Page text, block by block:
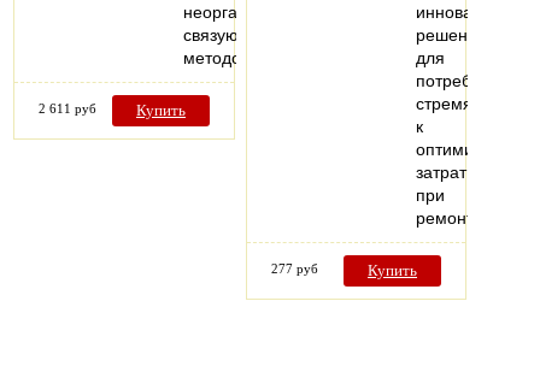
неорганического
связующего
методом…
2 611 руб Купить
инновационное
решение
для
потребителей,
стремящихся
к
оптимизации
затрат
при
ремонте…
277 руб Купить